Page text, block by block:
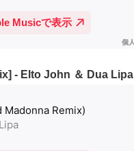
- Elto John ＆ Dua Lipa